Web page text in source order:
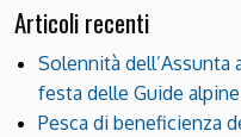
Articoli recenti
Solennità dell’Assunta
festa delle Guide
Pesca di beneficienza